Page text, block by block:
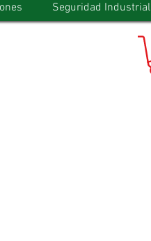
Seguridad Industrial